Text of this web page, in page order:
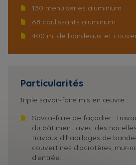
130 menuiseries aluminium
68 coulissants aluminium
400 ml de bandeaux et
Particularités
Triple savoir-faire mis en œuvre :
Savoir-faire de façadier :
du bâtiment avec des
travaux d’habillages de
couvertines d’acrotères, mur-
d’entrée.